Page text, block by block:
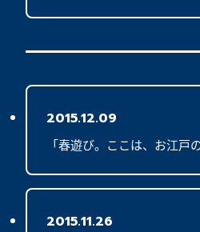
2015.12.09
「春遊び。ここは、お江戸
2015.11.26